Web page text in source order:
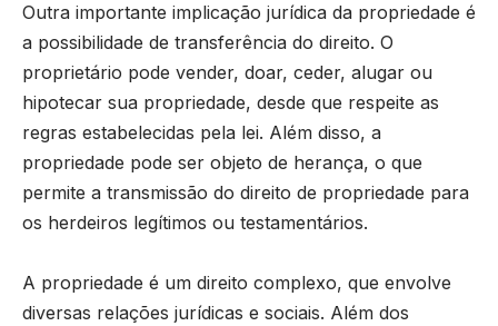
Outra importante implicação jurídica da propriedade é
a possibilidade de transferência do direito. O
proprietário pode vender, doar, ceder, alugar ou
hipotecar sua propriedade, desde que respeite as
regras estabelecidas pela lei. Além disso, a
propriedade pode ser objeto de herança, o que
permite a transmissão do direito de propriedade para
os herdeiros legítimos ou testamentários.
A propriedade é um direito complexo, que envolve
diversas relações jurídicas e sociais. Além dos